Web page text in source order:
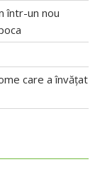
într-un nou
care a învățat